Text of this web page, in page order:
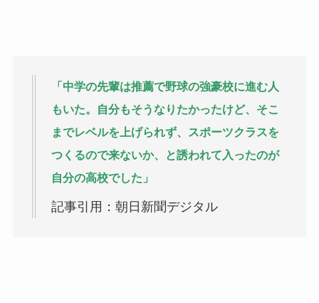
「中学の先輩は推薦で野球の強豪校に進む人
もいた。自分もそうなりたかったけど、そこ
までレベルを上げられず、スポーツクラスを
つくるので来ないか、と誘われて入ったのが
自分の高校でした」
記事引用：朝日新聞デジタル